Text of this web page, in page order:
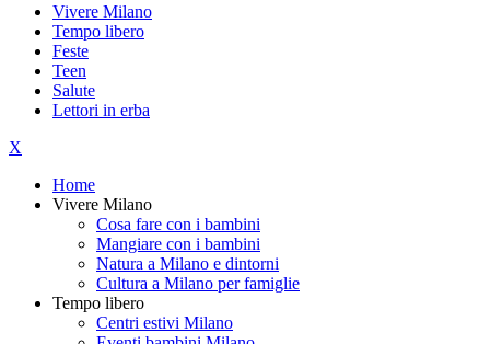
Vivere Milano
Tempo libero
Feste
Teen
Salute
Lettori in erba
X
Home
Vivere Milano
Cosa fare con i bambini
Mangiare con i bambini
Natura a Milano e dintorni
Cultura a Milano per famiglie
Tempo libero
Centri estivi Milano